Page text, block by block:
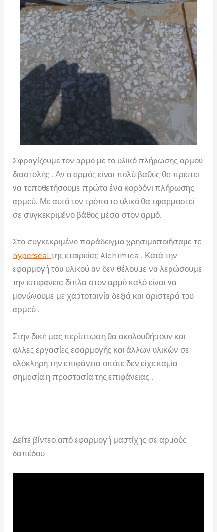
Σφραγίζουμε τον αρμό με το υλικό πλήρωσης αρμού
διαστολής . Αν ο αρμός είναι πολύ βαθύς θα πρέπει
να τοποθετήσουμε πρώτα ένα κορδόνι πλήρωσης
αρμού. Με αυτό τον τρόπο το υλικό θα εφαρμοστεί
σε συγκεκριμένο βάθος μέσα στον αρμό.
Στο συγκεκριμένο παράδειγμα χρησιμοποιήσαμε το
hypersealτης εταιρείας Alchimica . Κατά την
εφαρμογή του υλικού αν δεν θέλουμε να λερώσουμε
την επιφάνεια δίπλα στον αρμό καλό είναι να
μονώνουμε με χαρτοταινία δεξιά και αριστερά του
αρμού .
Στην δική μας περίπτωση θα ακολουθήσουν και
άλλες εργασίες εφαρμογής και άλλων υλικών σε
ολόκληρη την επιφάνεια οπότε δεν είχε καμία
σημασία η προστασία της επιφάνειας .
Δείτε βίντεο από εφαρμογή μαστίχης σε αρμούς
δαπέδου